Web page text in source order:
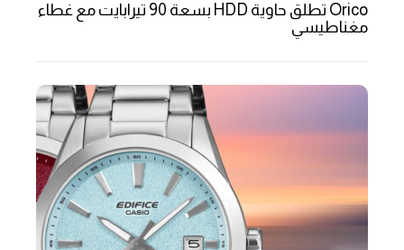
Orico تطلق حاوية HDD بسعة 90 تيرابايت مع غطاء
مغناطيسي